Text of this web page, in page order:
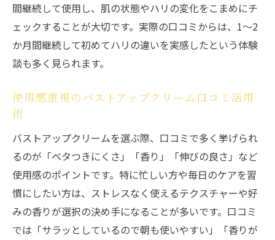
間継続して使用し、肌の状態やハリの変化をこまめにチ
ェックすることが大切です。実際の口コミからは、1〜2
か月間継続して初めてハリの違いを実感したという体験
談も多く見られます。
使用感重視のバストアップクリーム口コミ活用
術
バストアップクリームを選ぶ際、口コミで多く挙げられ
るのが「ベタつきにくさ」「香り」「伸びの良さ」など
使用感のポイントです。特に忙しい方や毎日のケアを習
慣にしたい方は、ストレスなく使えるテクスチャーや好
みの香りが選択の決め手になることが多いです。口コミ
では「サラッとしているので朝も使いやすい」「香りが